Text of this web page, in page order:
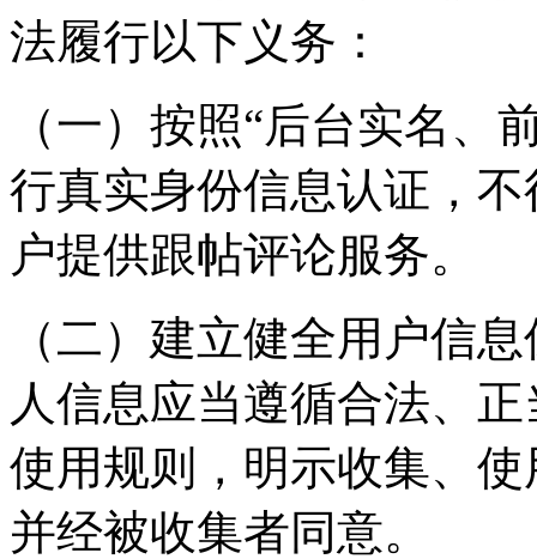
法履行以下义务：
（一）按照“后台实名、
行真实身份信息认证，
户提供跟帖评论服务。
（二）建立健全用户信
人信息应当遵循合法、
使用规则，明示收集、
并经被收集者同意。